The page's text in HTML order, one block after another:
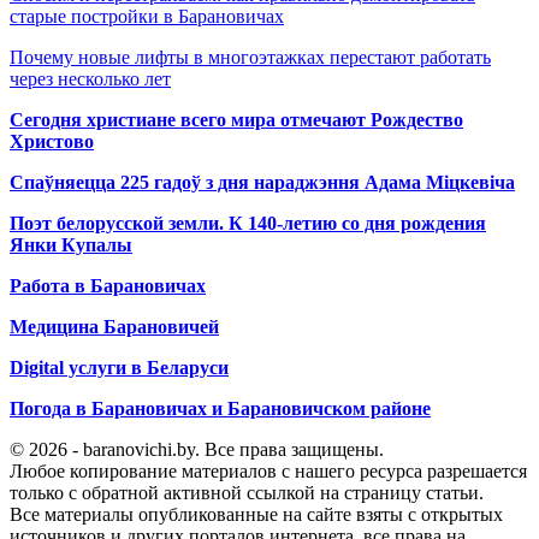
старые постройки в Барановичах
Почему новые лифты в многоэтажках перестают работать
через несколько лет
Сегодня христиане всего мира отмечают Рождество
Христово
Спаўняецца 225 гадоў з дня нараджэння Адама Міцкевіча
Поэт белорусской земли. К 140-летию со дня рождения
Янки Купалы
Работа в Барановичах
Медицина Барановичей
Digital услуги в Беларуси
Погода в Барановичах и Барановичском районе
© 2026 - baranovichi.by. Все права защищены.
Любое копирование материалов с нашего ресурса разрешается
только с обратной активной ссылкой на страницу статьи.
Все материалы опубликованные на сайте взяты с открытых